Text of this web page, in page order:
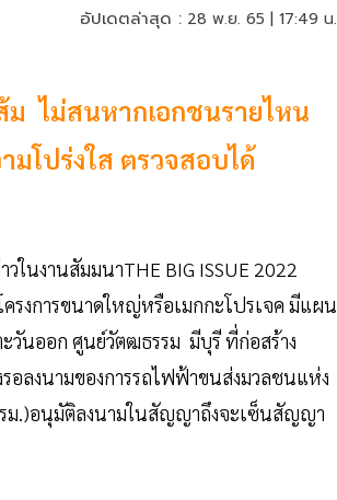
อัปเดตล่าสุด : 28 พ.ย. 65 | 17:49 น.
ไม่สนหากเอกชนรายไหน
โปร่งใส ตรวจสอบได้
นงานสัมมนาTHE BIG ISSUE 2022
ครงการขนาดใหญ่หรือเมกกะโปรเจค มีแผน
วันออก ศูนย์วัตฒธรรม มีบุรี ที่ก่อสร้าง
อลงนามของการรถไฟฟ้าขนส่งมวลชนแห่ง
ม.)อนุมัติลงนามในสัญญาถึงจะเซ็นสัญญา